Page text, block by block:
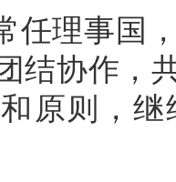
任理事国
结协作，
原则，